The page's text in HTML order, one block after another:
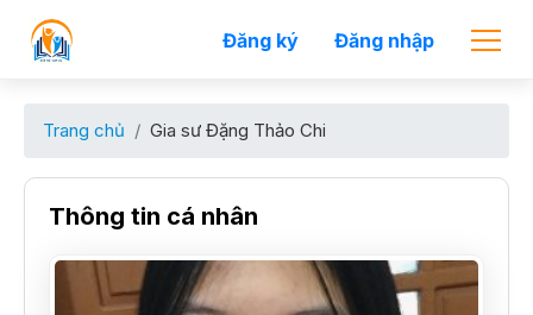
Đăng ký Đăng nhập
Trang chủ Gia sư Đặng Thảo Chi
Thông tin cá nhân